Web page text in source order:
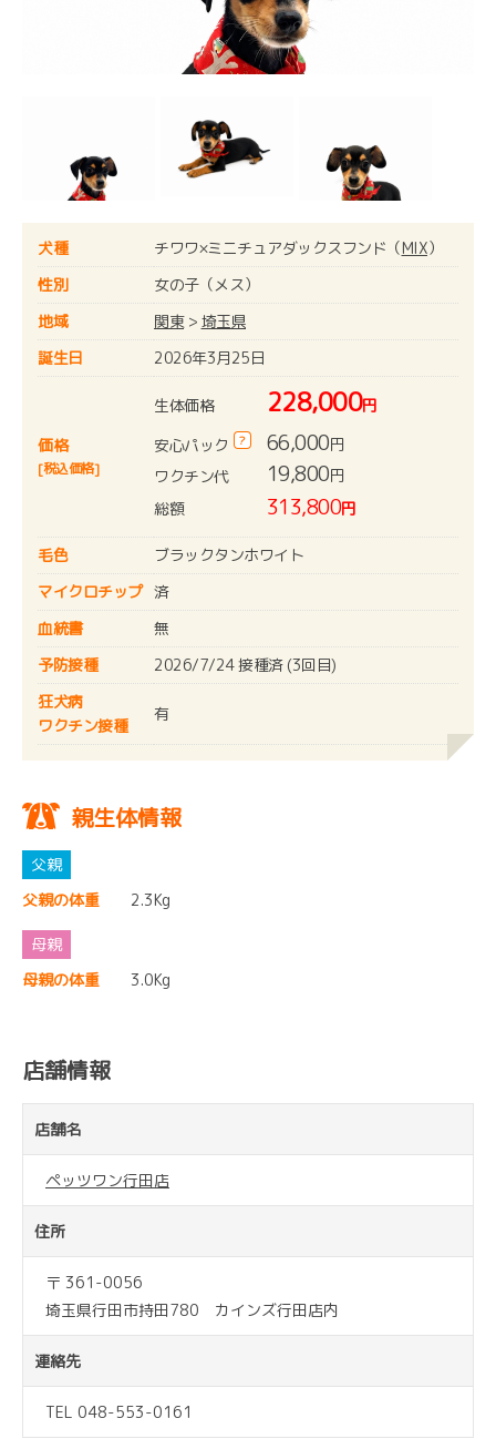
犬種 チワワ×ミニチュアダックスフンド（MIX）
性別
女の子（メス）
地域
関東> 埼玉県
誕生日
2026年3月25日
価格
[税込価格]
生体価格 228,000円
安心パック
? 66,000円
ワクチン代
19,800円
総額
313,800円
毛色
ブラックタンホワイト
マイクロチップ 済
血統書
無
予防接種
2026/7/24 接種済 (3回目)
狂犬病
ワクチン接種
有
親生体情報
父親の体重 2.3Kg
母親の体重 3.0Kg
店舗情報
店舗名
ペッツワン行田店
住所
〒 361-0056
埼玉県行田市持田780 カインズ行田店内
連絡先
TEL 048-553-0161